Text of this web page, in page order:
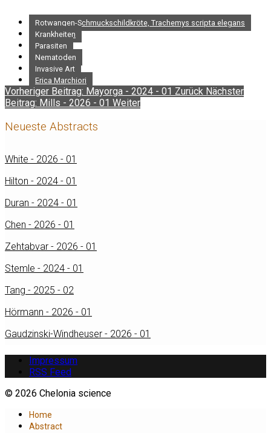
Rotwangen-Schmuckschildkröte, Trachemys scripta elegans
Krankheiten
Parasiten
Nematoden
Invasive Art
Erica Marchiori
Vorheriger Beitrag: Mayorga - 2024 - 01 Zurück Nächster
Beitrag: Mills - 2026 - 01 Weiter
Neueste Abstracts
White - 2026 - 01
Hilton - 2024 - 01
Duran - 2024 - 01
Chen - 2026 - 01
Zehtabvar - 2026 - 01
Stemle - 2024 - 01
Tang - 2025 - 02
Hörmann - 2026 - 01
Gaudzinski-Windheuser - 2026 - 01
Impressum
RSS Feed
© 2026 Chelonia science
Home
Abstract